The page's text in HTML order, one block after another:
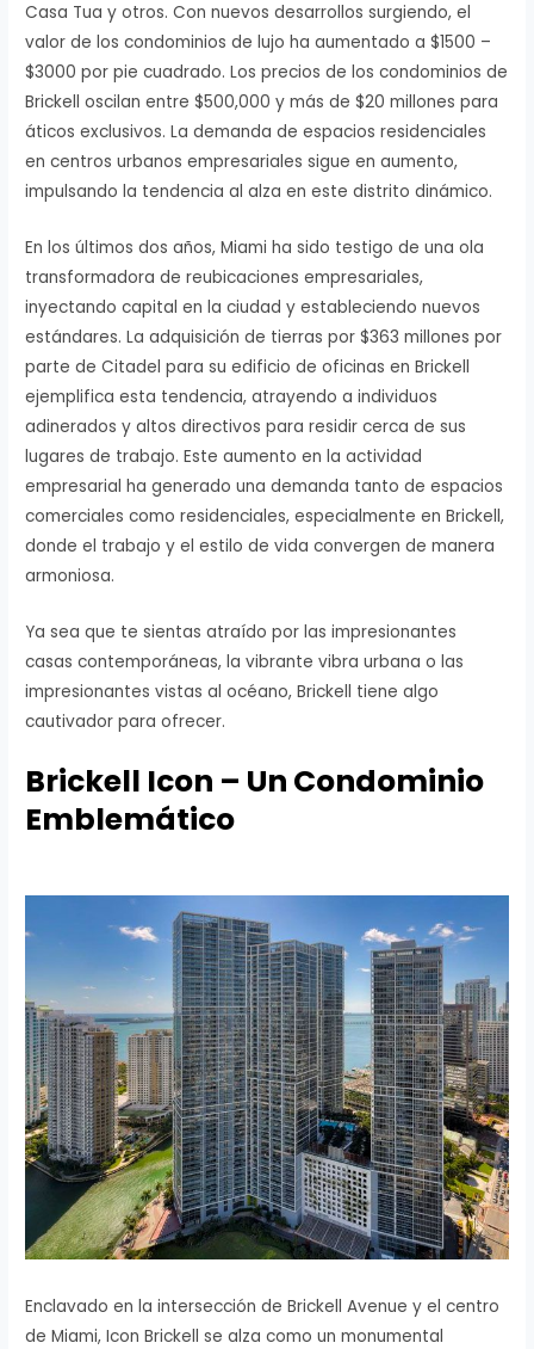
Casa Tua y otros. Con nuevos desarrollos surgiendo, el
valor de los condominios de lujo ha aumentado a $1500 –
$3000 por pie cuadrado. Los precios de los condominios de
Brickell oscilan entre $500,000 y más de $20 millones para
áticos exclusivos. La demanda de espacios residenciales
en centros urbanos empresariales sigue en aumento,
impulsando la tendencia al alza en este distrito dinámico.
En los últimos dos años, Miami ha sido testigo de una ola
transformadora de reubicaciones empresariales,
inyectando capital en la ciudad y estableciendo nuevos
estándares. La adquisición de tierras por $363 millones por
parte de Citadel para su edificio de oficinas en Brickell
ejemplifica esta tendencia, atrayendo a individuos
adinerados y altos directivos para residir cerca de sus
lugares de trabajo. Este aumento en la actividad
empresarial ha generado una demanda tanto de espacios
comerciales como residenciales, especialmente en Brickell,
donde el trabajo y el estilo de vida convergen de manera
armoniosa.
Ya sea que te sientas atraído por las impresionantes
casas contemporáneas, la vibrante vibra urbana o las
impresionantes vistas al océano, Brickell tiene algo
cautivador para ofrecer.
Brickell Icon – Un Condominio
Emblemático
Enclavado en la intersección de Brickell Avenue y el centro
de Miami, Icon Brickell se alza como un monumental